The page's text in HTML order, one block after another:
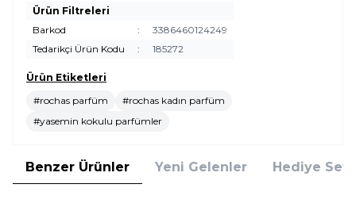
Ürün Filtreleri
Barkod
:
3386460124249
Tedarikçi Ürün Kodu
: 185272
Ürün Etiketleri
#rochas parfüm
#rochas kadın parfüm
#yasemin kokulu parfümler
Benzer Ürünler Yeni Gelenler Hediye